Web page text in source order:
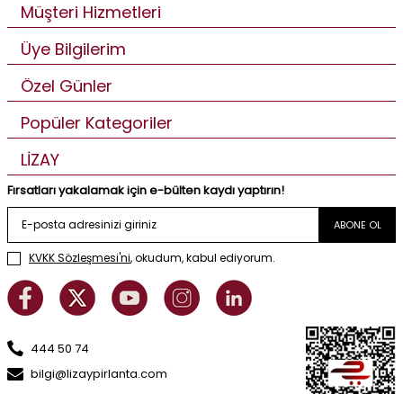
Müşteri Hizmetleri
Üye Bilgilerim
Özel Günler
Popüler Kategoriler
LİZAY
Fırsatları yakalamak için e-bülten kaydı yaptırın!
ABONE OL
KVKK Sözleşmesi'ni, okudum, kabul ediyorum.
444 50 74
bilgi@lizaypirlanta.com